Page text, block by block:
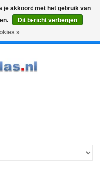
Graveren
je akkoord met het gebruik van
Dit bericht verbergen
»